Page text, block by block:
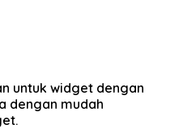
untuk widget dengan
dengan mudah